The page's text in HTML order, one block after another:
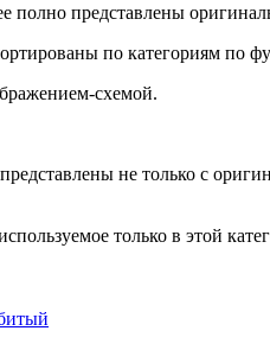
полно представлены
по категориям по
схемой.
не только с
только в этой